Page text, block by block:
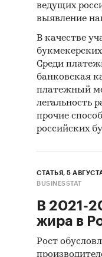
ведущих
выявление
В качестве
Среди
банковская
платежный
легальность
прочие
российских
СТАТЬЯ, 5
BUSINESSTAT
В 2021-
жира в
Рост